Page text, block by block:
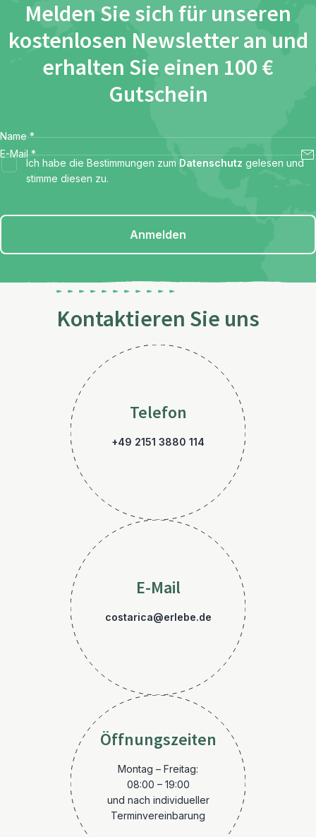
Melden Sie sich für unseren
kostenlosen Newsletter an und
erhalten Sie einen 100 €
Gutschein
Name *
E-Mail *
Ich habe die Bestimmungen zum Datenschutz gelesen und
stimme diesen zu.
Anmelden
Kontaktieren Sie uns
Telefon
+49 2151 3880 114
E-Mail
costarica@erlebe.de
Öffnungszeiten
Montag – Freitag:
08:00 – 19:00
und nach individueller
Terminvereinbarung